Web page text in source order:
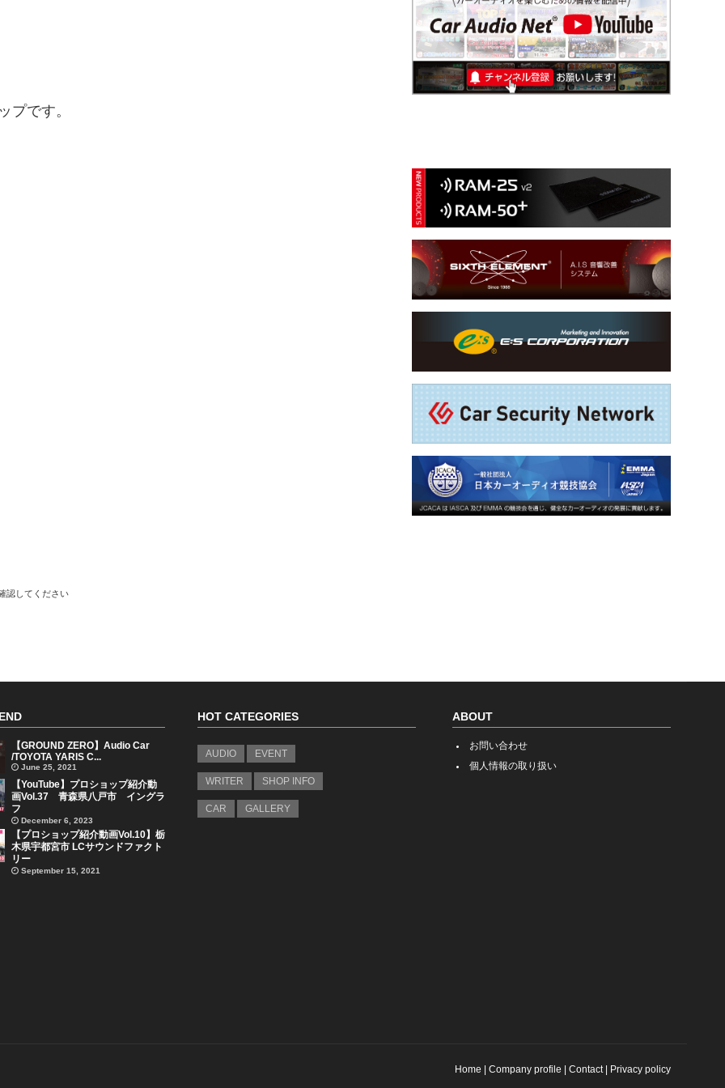
プです。
認してください
【GROUND ZERO】Audio Car
/TOYOTA YARIS C...
June 25, 2021
【YouTube】プロショップ紹介動
画Vol.37 青森県八戸市 イングラ
フ
December 6, 2023
【プロショップ紹介動画Vol.10】栃
木県宇都宮市 LCサウンドファクト
リー
September 15, 2021
HOT CATEGORIES
AUDIO EVENT
WRITER SHOP INFO
CAR GALLERY
ABOUT
お問い合わせ
個人情報の取り扱い
Home Company profile Contact Privacy policy